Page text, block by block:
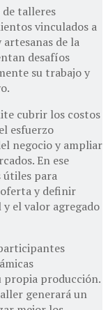
talleres
vinculados a
de la
desafíos
su trabajo y
cubrir los costos
esfuerzo
negocio y ampliar
En ese
útiles para
y definir
el valor agregado
propia producción.
generará un